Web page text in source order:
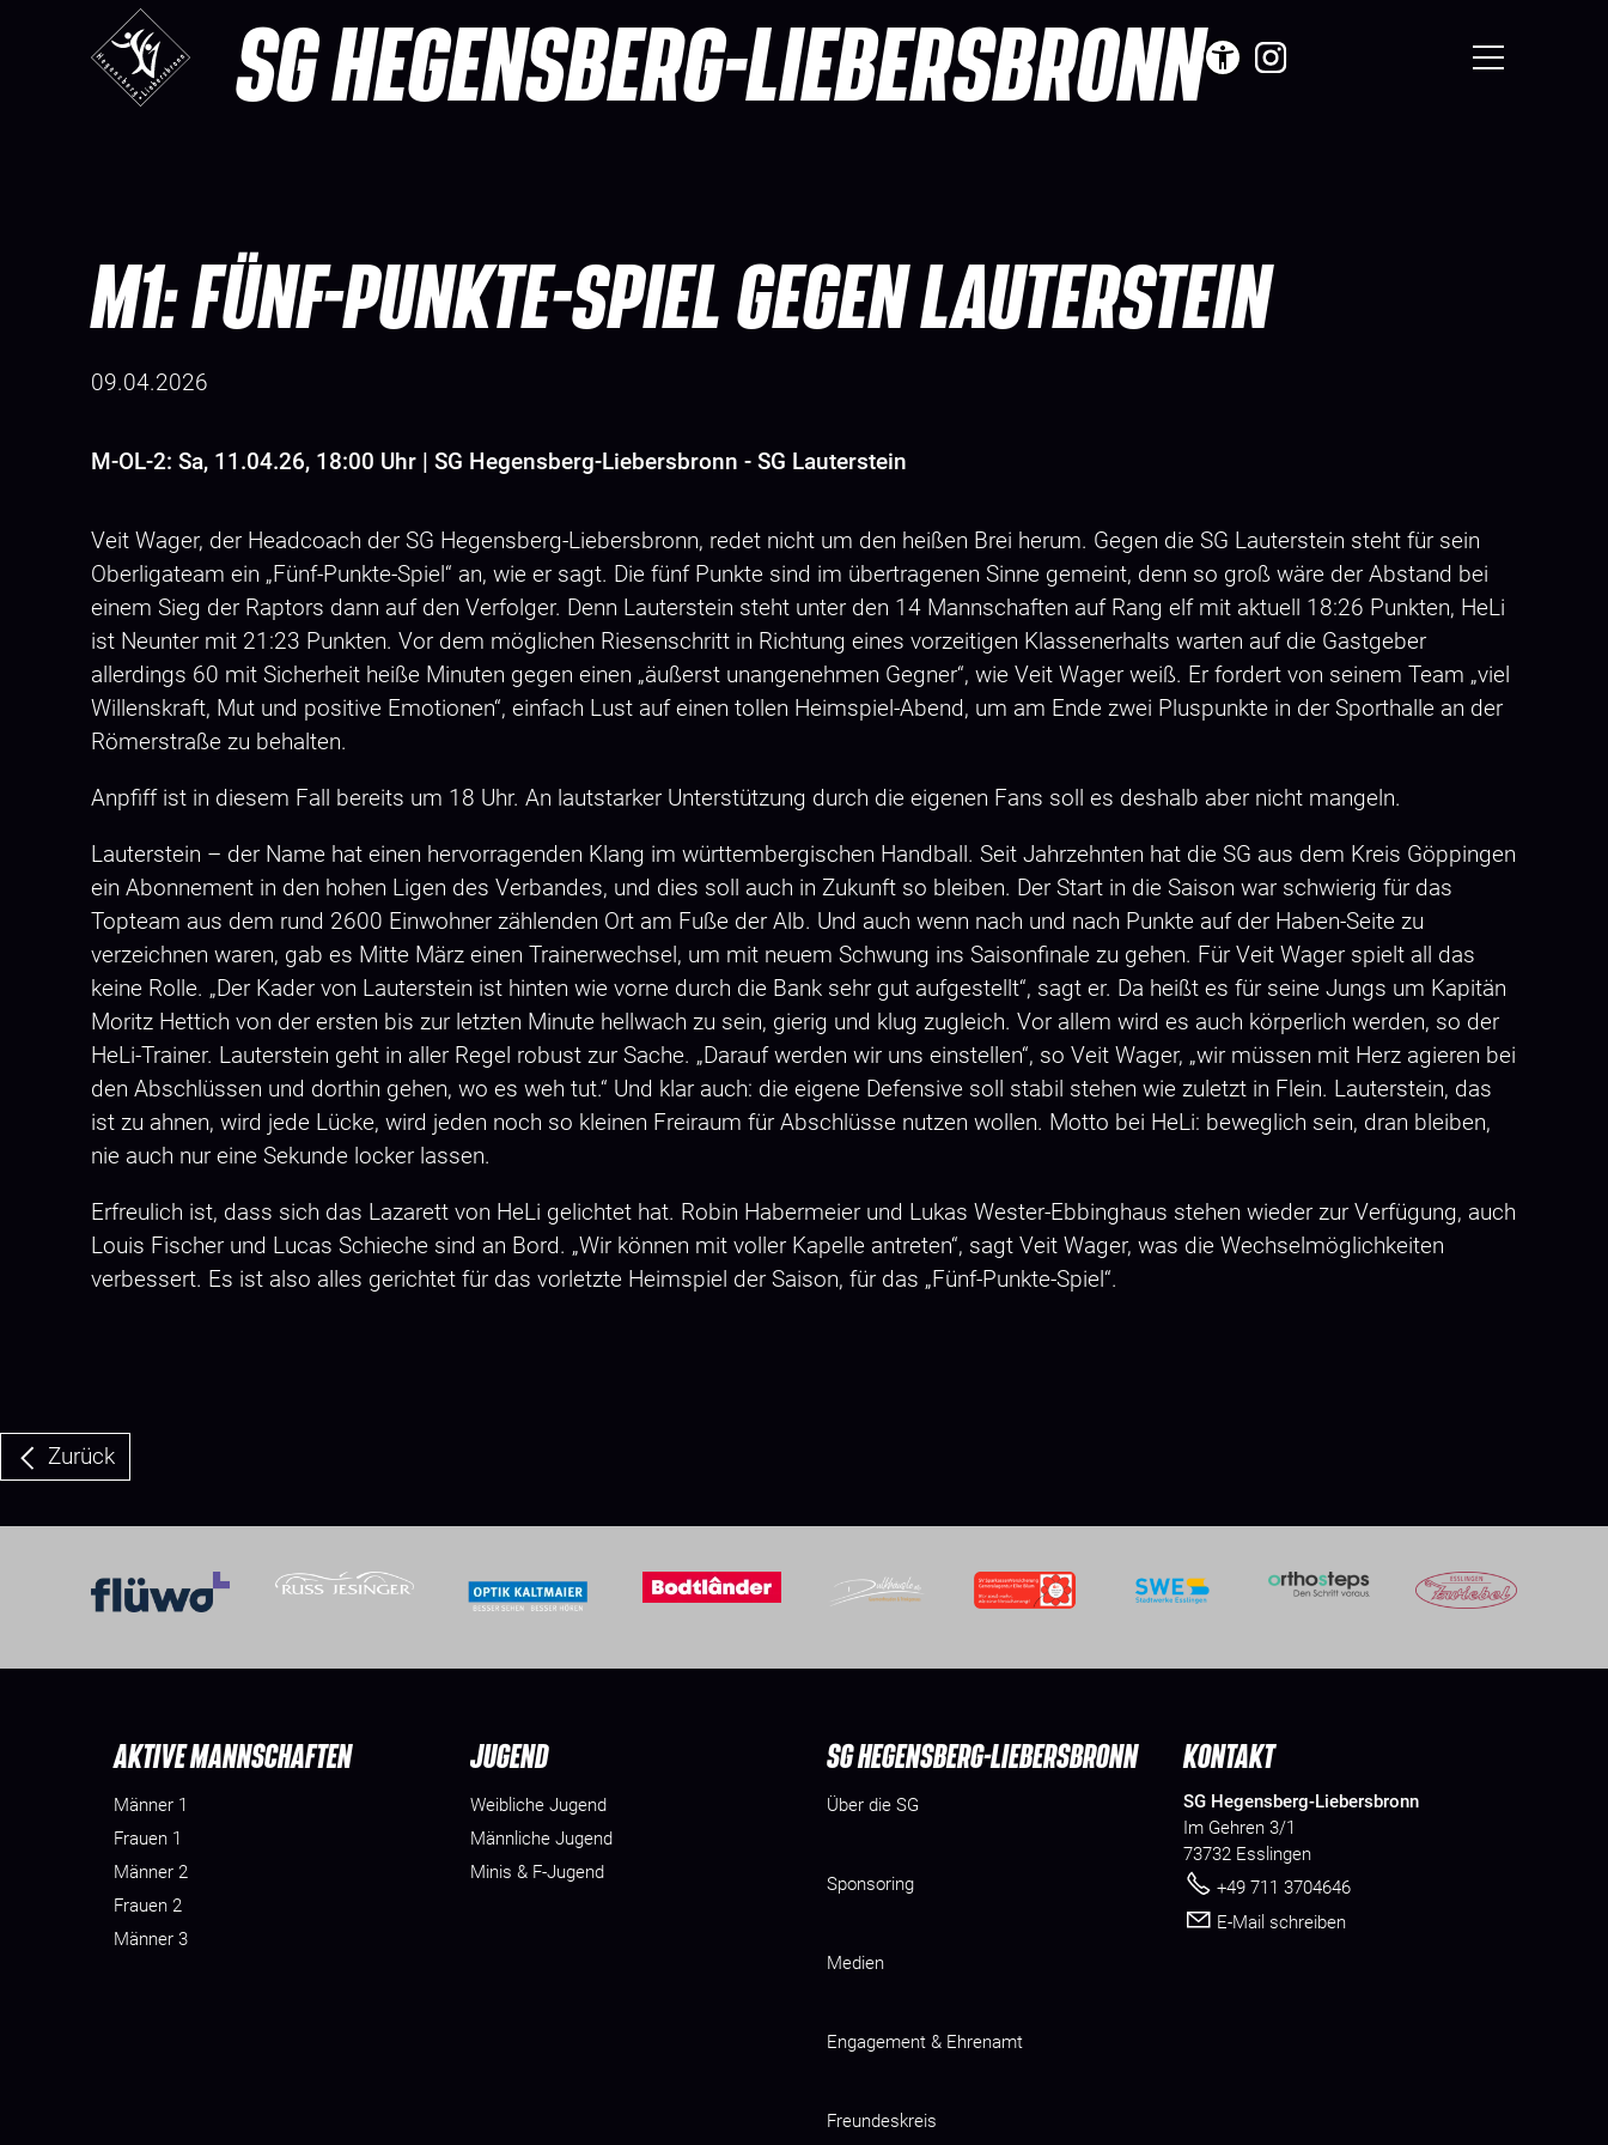
SG HEGENSBERG-LIEBERSBRONN
M1: FÜNF-PUNKTE-SPIEL GEGEN LAUTERSTEIN
09.04.2026
M-OL-2: Sa, 11.04.26, 18:00 Uhr | SG Hegensberg-Liebersbronn - SG Lauterstein
Veit Wager, der Headcoach der SG Hegensberg-Liebersbronn, redet nicht um den heißen Brei herum. Gegen die SG Lauterstein steht für sein
Oberligateam ein „Fünf-Punkte-Spiel“ an, wie er sagt. Die fünf Punkte sind im übertragenen Sinne gemeint, denn so groß wäre der Abstand bei
einem Sieg der Raptors dann auf den Verfolger. Denn Lauterstein steht unter den 14 Mannschaften auf Rang elf mit aktuell 18:26 Punkten, HeLi
ist Neunter mit 21:23 Punkten. Vor dem möglichen Riesenschritt in Richtung eines vorzeitigen Klassenerhalts warten auf die Gastgeber
allerdings 60 mit Sicherheit heiße Minuten gegen einen „äußerst unangenehmen Gegner“, wie Veit Wager weiß. Er fordert von seinem Team „viel
Willenskraft, Mut und positive Emotionen“, einfach Lust auf einen tollen Heimspiel-Abend, um am Ende zwei Pluspunkte in der Sporthalle an der
Römerstraße zu behalten.
Anpfiff ist in diesem Fall bereits um 18 Uhr. An lautstarker Unterstützung durch die eigenen Fans soll es deshalb aber nicht mangeln.
Lauterstein – der Name hat einen hervorragenden Klang im württembergischen Handball. Seit Jahrzehnten hat die SG aus dem Kreis Göppingen
ein Abonnement in den hohen Ligen des Verbandes, und dies soll auch in Zukunft so bleiben. Der Start in die Saison war schwierig für das
Topteam aus dem rund 2600 Einwohner zählenden Ort am Fuße der Alb. Und auch wenn nach und nach Punkte auf der Haben-Seite zu
verzeichnen waren, gab es Mitte März einen Trainerwechsel, um mit neuem Schwung ins Saisonfinale zu gehen. Für Veit Wager spielt all das
keine Rolle. „Der Kader von Lauterstein ist hinten wie vorne durch die Bank sehr gut aufgestellt“, sagt er. Da heißt es für seine Jungs um Kapitän
Moritz Hettich von der ersten bis zur letzten Minute hellwach zu sein, gierig und klug zugleich. Vor allem wird es auch körperlich werden, so der
HeLi-Trainer. Lauterstein geht in aller Regel robust zur Sache. „Darauf werden wir uns einstellen“, so Veit Wager, „wir müssen mit Herz agieren bei
den Abschlüssen und dorthin gehen, wo es weh tut.“ Und klar auch: die eigene Defensive soll stabil stehen wie zuletzt in Flein. Lauterstein, das
ist zu ahnen, wird jede Lücke, wird jeden noch so kleinen Freiraum für Abschlüsse nutzen wollen. Motto bei HeLi: beweglich sein, dran bleiben,
nie auch nur eine Sekunde locker lassen.
Erfreulich ist, dass sich das Lazarett von HeLi gelichtet hat. Robin Habermeier und Lukas Wester-Ebbinghaus stehen wieder zur Verfügung, auch
Louis Fischer und Lucas Schieche sind an Bord. „Wir können mit voller Kapelle antreten“, sagt Veit Wager, was die Wechselmöglichkeiten
verbessert. Es ist also alles gerichtet für das vorletzte Heimspiel der Saison, für das „Fünf-Punkte-Spiel“.
Zurück
AKTIVE MANNSCHAFTEN
Männer 1
Frauen 1
Männer 2
Frauen 2
Männer 3
JUGEND
Weibliche Jugend
Männliche Jugend
Minis & F-Jugend
SG HEGENSBERG-LIEBERSBRONN
Über die SG
Sponsoring
Medien
Engagement & Ehrenamt
Freundeskreis
KONTAKT
SG Hegensberg-Liebersbronn
Im Gehren 3/1
73732 Esslingen
+49 711 3704646
E-Mail schreiben